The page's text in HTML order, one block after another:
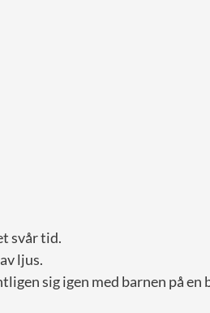
svår tid.
ljus.
sig igen med barnen på